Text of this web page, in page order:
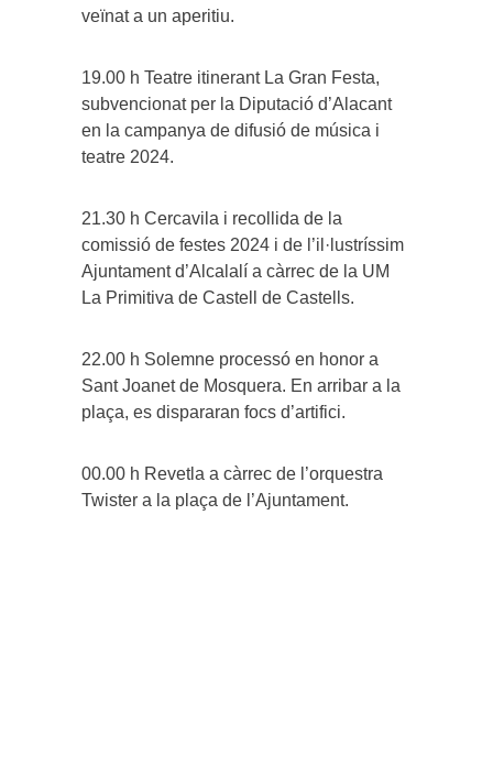
veïnat a un aperitiu.
19.00 h Teatre itinerant La Gran Festa,
subvencionat per la Diputació d’Alacant
en la campanya de difusió de música i
teatre 2024.
21.30 h Cercavila i recollida de la
comissió de festes 2024 i de l’il·lustríssim
Ajuntament d’Alcalalí a càrrec de la UM
La Primitiva de Castell de Castells.
22.00 h Solemne processó en honor a
Sant Joanet de Mosquera. En arribar a la
plaça, es dispararan focs d’artifici.
00.00 h Revetla a càrrec de l’orquestra
Twister a la plaça de l’Ajuntament.